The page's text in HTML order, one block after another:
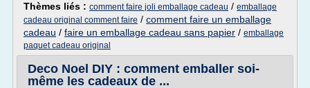
Thèmes liés : comment faire joli emballage cadeau / emballage
cadeau original comment faire / comment faire un emballage
cadeau / faire un emballage cadeau sans papier / emballage
paquet cadeau original
Deco Noel DIY : comment emballer soi-
même les cadeaux de ...